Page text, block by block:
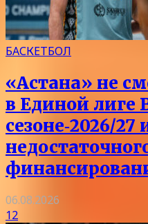
БАСКЕТБОЛ
«Астана» не
в Единой лиге
сезоне‑2026/27
06.08.2026
12